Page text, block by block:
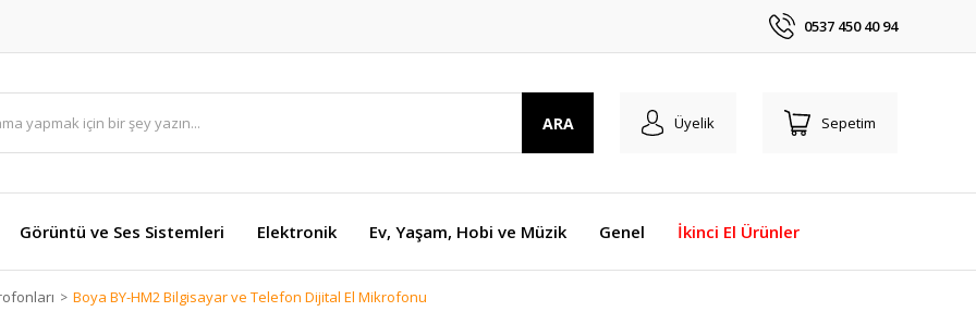
0537 450 40 94
ARA Üyelik Sepetim
Görüntü ve Ses Sistemleri Elektronik Ev, Yaşam, Hobi ve Müzik Genel İkinci El Ürünler
Boya BY-HM2 Bilgisayar ve Telefon Dijital El Mikrofonu